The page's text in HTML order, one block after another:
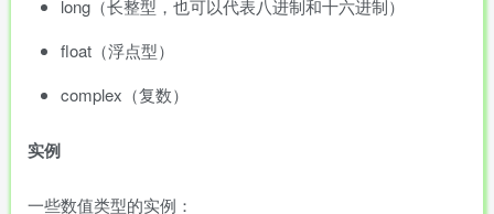
long（长整型，也可以代表八进制和十六进制）
float（浮点型）
complex（复数）
实例
一些数值类型的实例：